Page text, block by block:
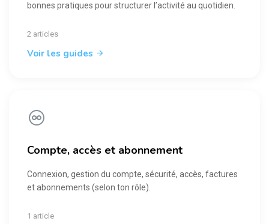
bonnes pratiques pour structurer l’activité au quotidien.
2 articles
Voir les guides
Compte, accès et abonnement
Connexion, gestion du compte, sécurité, accès, factures
et abonnements (selon ton rôle).
1 article